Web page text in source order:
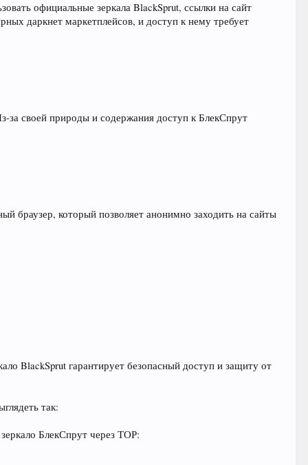
официальные зеркала BlackSprut, ссылки на сайт
даркнет маркетплейсов, и доступ к нему требует
за своей природы и содержания доступ к БлекСпрут
браузер, который позволяет анонимно заходить на сайты
BlackSprut гарантирует безопасный доступ и защиту от
так:
БлекСпрут через ТОР: